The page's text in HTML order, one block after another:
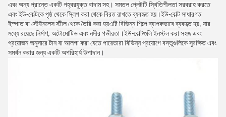
এবং অন্য প্রান্তে একটি গহ্বরযুক্ত বাদাম সহ। সমতল প্লেটটি স্থিতিশীলতা সরবরাহ করতে
এবং ইউ-বোল্টকে পৃষ্ঠ থেকে স্লিপ করা থেকে বিরত রাখতে ব্যবহৃত হয়।ইউ-বোল্ট সাধারণত
ইস্পাত বা স্টেইনলেস স্টীল থেকে তৈরি করা হয়এটি বিভিন্ন শিল্পে ব্যাপকভাবে ব্যবহৃত হয়, যার
মধ্যে রয়েছে নির্মাণ, অটোমোটিভ এবং নদীর গভীরতা।ইউ-বোল্টগুলি ইনস্টল করা সহজ এবং
প্রয়োজন অনুসারে টান বা আলগা করা যেতে পারেতারা বিভিন্ন প্রয়োগে বস্তুগুলিকে সুরক্ষিত এবং
সমর্থন করার জন্য একটি অপরিহার্য উপাদান।